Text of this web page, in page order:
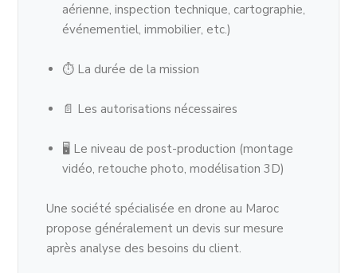
aérienne, inspection technique, cartographie,
événementiel, immobilier, etc.)
⏱ La durée de la mission
📄 Les autorisations nécessaires
🖥 Le niveau de post-production (montage
vidéo, retouche photo, modélisation 3D)
Une société spécialisée en drone au Maroc
propose généralement un devis sur mesure
après analyse des besoins du client.